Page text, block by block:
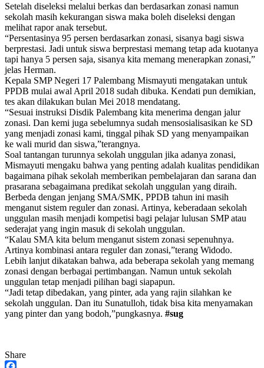
Setelah diseleksi melalui berkas dan berdasarkan zonasi namun
sekolah masih kekurangan siswa maka boleh diseleksi dengan
melihat rapor anak tersebut.
“Persentasinya 95 persen berdasarkan zonasi, sisanya bagi siswa
berprestasi. Jadi untuk siswa berprestasi memang tetap ada kuotanya
tapi hanya 5 persen saja, sisanya kita memang menerapkan zonasi,”
jelas Herman.
Kepala SMP Negeri 17 Palembang Mismayuti mengatakan untuk
PPDB mulai awal April 2018 sudah dibuka. Kendati pun demikian,
tes akan dilakukan bulan Mei 2018 mendatang.
“Sesuai instruksi Disdik Palembang kita menerima dengan jalur
zonasi. Dan kemi juga sebelumnya sudah mensosialisasikan ke SD
yang menjadi zonasi kami, tinggal pihak SD yang menyampaikan
ke wali murid dan siswa,”terangnya.
Soal tantangan turunnya sekolah unggulan jika adanya zonasi,
Mismayuti mengaku bahwa yang penting adalah kualitas pendidikan
bagaimana pihak sekolah memberikan pembelajaran dan sarana dan
prasarana sebagaimana predikat sekolah unggulan yang diraih.
Berbeda dengan jenjang SMA/SMK, PPDB tahun ini masih
menganut sistem reguler dan zonasi. Artinya, keberadaan sekolah
unggulan masih menjadi kompetisi bagi pelajar lulusan SMP atau
sederajat yang ingin masuk di sekolah unggulan.
“Kalau SMA kita belum menganut sistem zonasi sepenuhnya.
Artinya kombinasi antara reguler dan zonasi,”terang Widodo.
Lebih lanjut dikatakan bahwa, ada beberapa sekolah yang memang
zonasi dengan berbagai pertimbangan. Namun untuk sekolah
unggulan tetap menjadi pilihan bagi siapapun.
“Jadi tetap dibedakan, yang pinter, ada yang rajin silahkan ke
sekolah unggulan. Dan itu Sunatulloh, tidak bisa kita menyamakan
yang pinter dan yang bodoh,”pungkasnya. #sug
Share